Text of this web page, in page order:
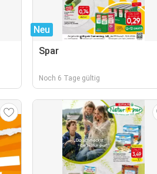
Neu
Spar
Noch 6 Tage gültig